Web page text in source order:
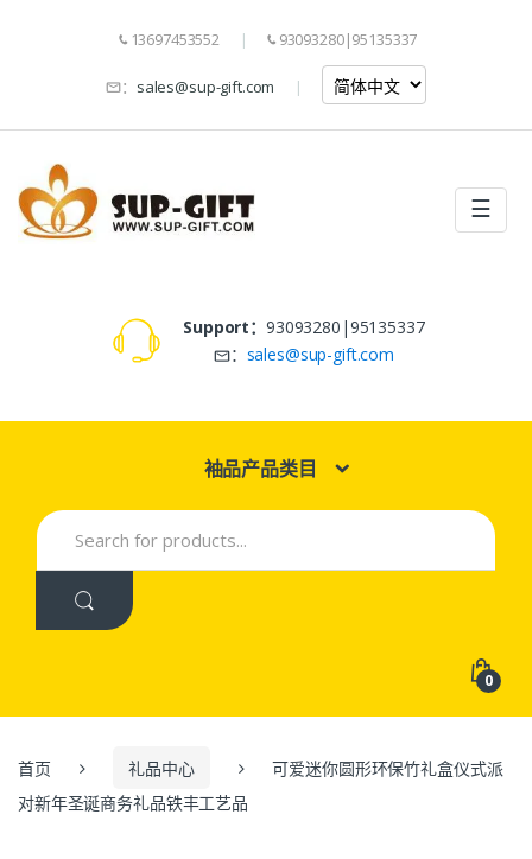
13697453552 93093280|95135337
： sales@sup-gift.com
☰
Support： 93093280|95135337
： sales@sup-gift.com
袖品产品类目
Search
for:
0
首页 礼品中心
可爱迷你圆形环保竹礼盒仪式派
对新年圣诞商务礼品铁丰工艺品